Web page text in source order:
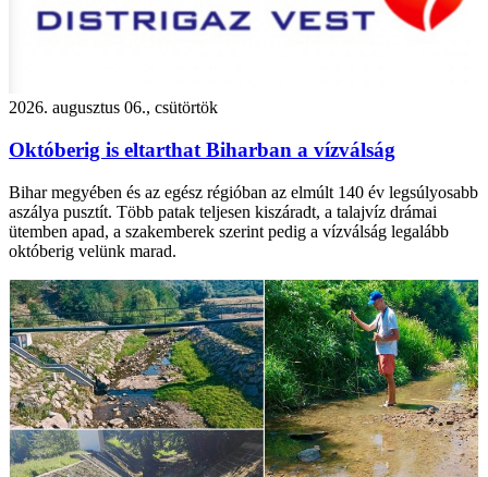
2026. augusztus 06., csütörtök
Októberig is eltarthat Biharban a vízválság
Bihar megyében és az egész régióban az elmúlt 140 év legsúlyosabb
aszálya pusztít. Több patak teljesen kiszáradt, a talajvíz drámai
ütemben apad, a szakemberek szerint pedig a vízválság legalább
októberig velünk marad.